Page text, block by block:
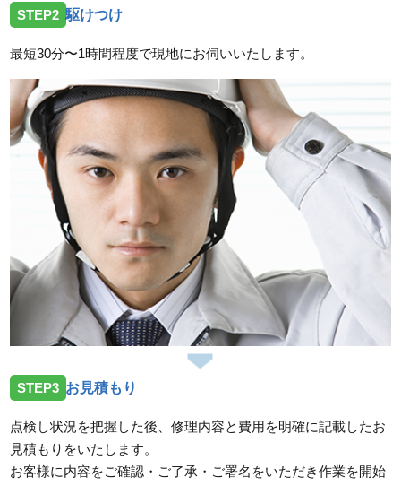
STEP2 駆けつけ
最短30分〜1時間程度で現地にお伺いいたします。
STEP3 お見積もり
点検し状況を把握した後、修理内容と費用を明確に記載したお
見積もりをいたします。
お客様に内容をご確認・ご了承・ご署名をいただき作業を開始